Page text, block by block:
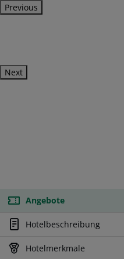
Previous
Next
Angebote
Hotelbeschreibung
Hotelmerkmale